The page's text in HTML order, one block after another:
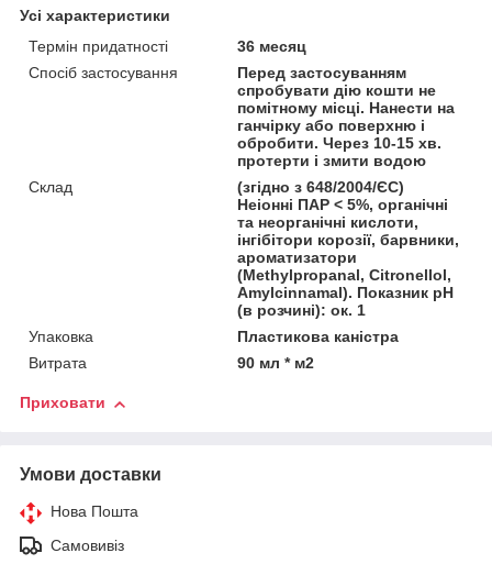
Усі характеристики
Термін придатності
36 месяц
Спосіб застосування
Перед застосуванням
спробувати дію кошти не
помітному місці. Нанести на
ганчірку або поверхню і
обробити. Через 10-15 хв.
протерти і змити водою
Склад
(згідно з 648/2004/ЄС)
Неіонні ПАР < 5%, органічні
та неорганічні кислоти,
інгібітори корозії, барвники,
ароматизатори
(Methylpropanal, Citronellol,
Amylcinnamal). Показник рН
(в розчині): ок. 1
Упаковка
Пластикова каністра
Витрата
90 мл * м2
Приховати
Умови доставки
Нова Пошта
Самовивіз